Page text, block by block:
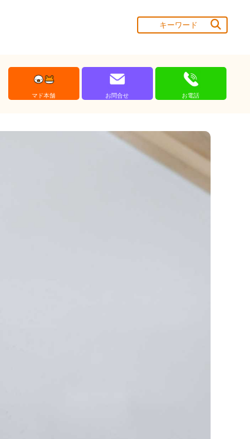
マド本舗 お問合せ お電話